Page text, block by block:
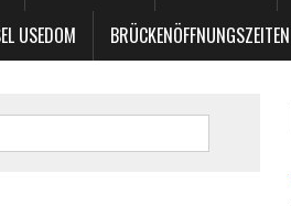
USEDOM BRÜCKENÖFFNUNGSZEITEN